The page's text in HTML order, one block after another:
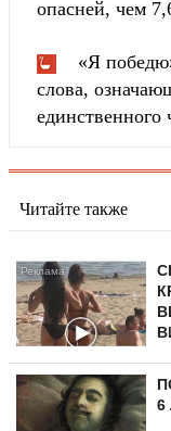
опасней, чем
«Я
слова,
единственного
Читайте также
6